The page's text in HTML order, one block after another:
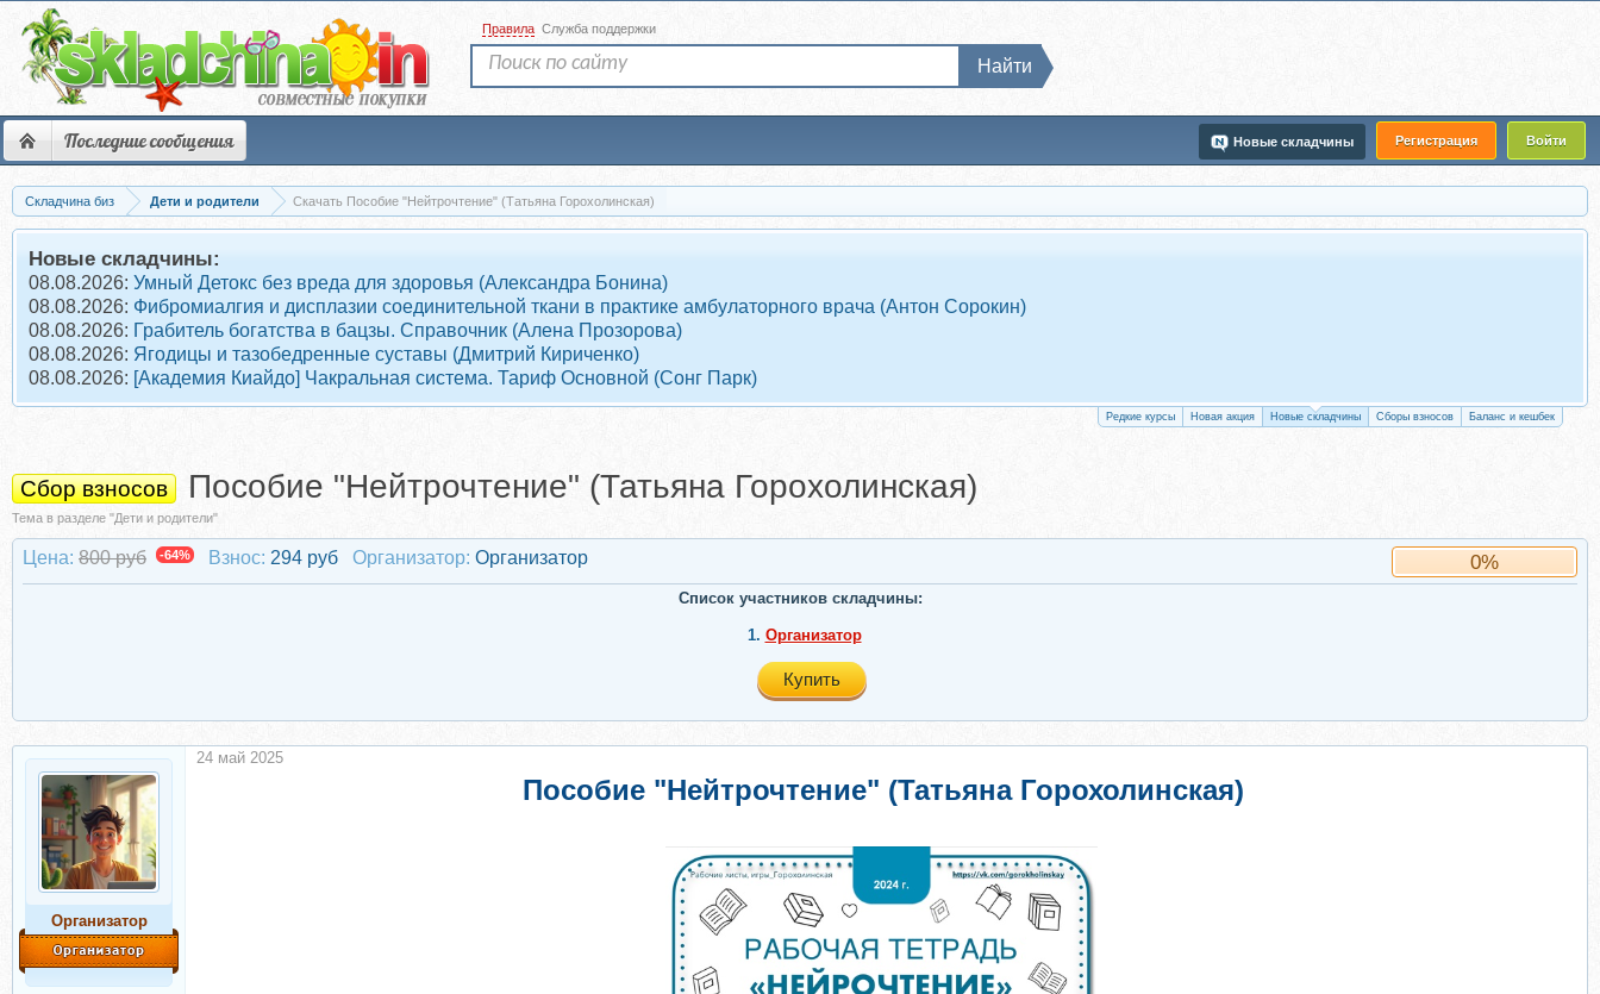
Последние сообщения Регистрация Войти
Новые складчины
Правила Служба поддержки
Найти
Складчина биз Дети и родители Скачать Пособие "Нейтрочтение" (Татьяна Горохолинская)
Новые складчины:
08.08.2026: Умный Детокс без вреда для здоровья (Александра Бонина)
08.08.2026: Фибромиалгия и дисплазии соединительной ткани в практике амбулаторного врача (Антон Сорокин)
08.08.2026: Грабитель богатства в бацзы. Справочник (Алена Прозорова)
08.08.2026: Ягодицы и тазобедренные суставы (Дмитрий Кириченко)
08.08.2026: [Академия Киайдо] Чакральная система. Тариф Основной (Сонг Парк)
Редкие курсы Новая акция Новые складчины Сборы взносов Баланс и кешбек
Сбор взносов Пособие "Нейтрочтение" (Татьяна Горохолинская)
Тема в разделе "Дети и родители"
0%
Цена: 800 руб -64% Взнос: 294 руб Организатор: Организатор
Список участников складчины:
1. Организатор
Купить
Организатор
Пособие "Нейтрочтение" (Татьяна Горохолинская)
24 май 2025